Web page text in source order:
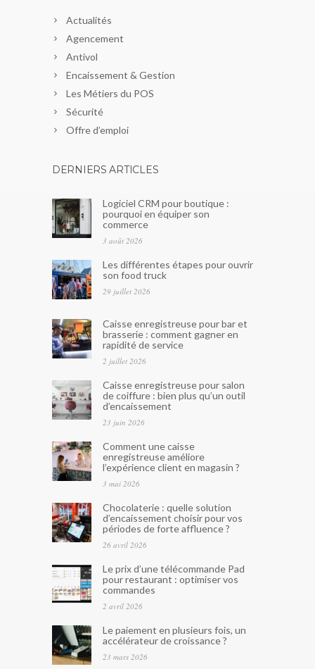
Actualités
Agencement
Antivol
Encaissement & Gestion
Les Métiers du POS
Sécurité
Offre d’emploi
DERNIERS ARTICLES
Logiciel CRM pour boutique :
pourquoi en équiper son
commerce
3 août 2026
Les différentes étapes pour ouvrir
son food truck
29 juillet 2026
Caisse enregistreuse pour bar et
brasserie : comment gagner en
rapidité de service
2 juillet 2026
Caisse enregistreuse pour salon
de coiffure : bien plus qu’un outil
d’encaissement
23 juin 2026
Comment une caisse
enregistreuse améliore
l’expérience client en magasin ?
3 mai 2026
Chocolaterie : quelle solution
d’encaissement choisir pour vos
périodes de forte affluence ?
26 avril 2026
Le prix d’une télécommande Pad
pour restaurant : optimiser vos
commandes
2 avril 2026
Le paiement en plusieurs fois, un
accélérateur de croissance ?
23 mars 2026